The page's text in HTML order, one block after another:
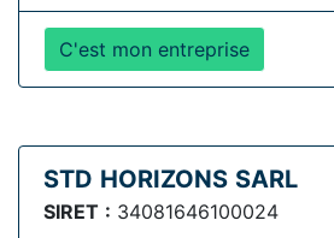
C'est mon entreprise
STD HORIZONS SARL
SIRET : 34081646100024